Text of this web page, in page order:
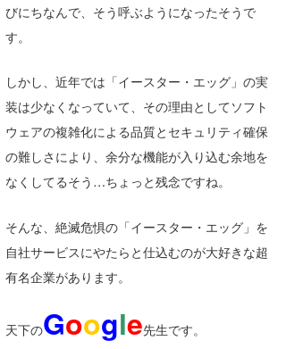
びにちなんで、そう呼ぶようになったそうで
す。
しかし、近年では「イースター・エッグ」の実
装は少なくなっていて、その理由としてソフト
ウェアの複雑化による品質とセキュリティ確保
の難しさにより、余分な機能が入り込む余地を
なくしてるそう…ちょっと残念ですね。
そんな、絶滅危惧の「イースター・エッグ」を
自社サービスにやたらと仕込むのが大好きな超
有名企業があります。
天下のGoogle先生です。
NOBUFUKU
喜納海人
G◎Da
KID
KOBU
KY
MIN
mitz
Soulman